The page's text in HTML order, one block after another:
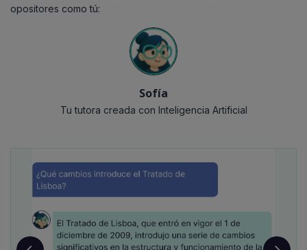
opositores como tú:
Sofía
Tu tutora creada con Inteligencia Artificial